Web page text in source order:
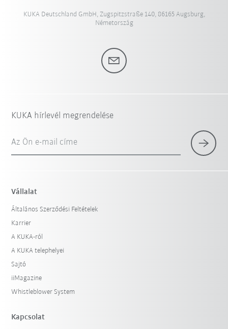
KUKA Deutschland GmbH, Zugspitzstraße 140, 86165 Augsburg,
Németország
KUKA hírlevél megrendelése
Az Ön e-mail címe
Vállalat
Általános Szerződési Feltételek
Karrier
A KUKA-ról
A KUKA telephelyei
Sajtó
iiMagazine
Whistleblower System
Kapcsolat